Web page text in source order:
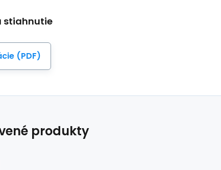
stiahnutie
(PDF)
produkty